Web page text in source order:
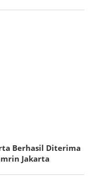
Berhasil Diterima
Jakarta